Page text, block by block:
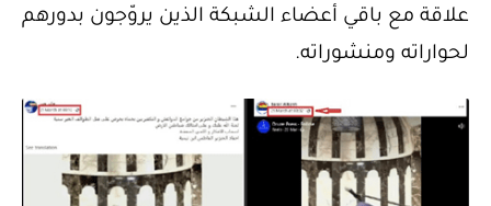
علاقة مع باقي أعضاء الشبكة الذين يروّجون بدورهم
لحواراته ومنشوراته.